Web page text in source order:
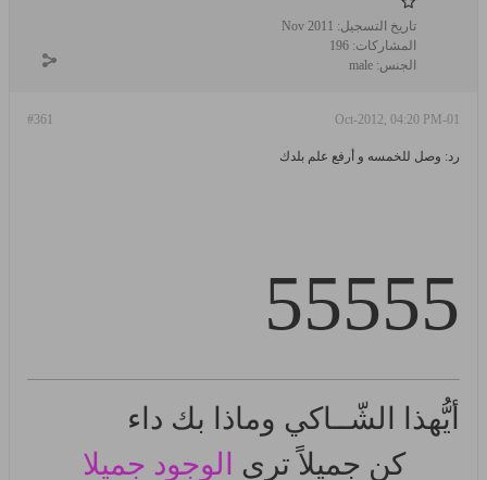
تاريخ التسجيل: Nov 2011
المشاركات: 196
الجنس: male
#361 01-Oct-2012, 04:20 PM
رد: وصل للخمسه و أرفع علم بلدك
55555
أيُّهذا الشّــاكي وماذا بك داء
كن جميلاً ترى
الوجود جميلا